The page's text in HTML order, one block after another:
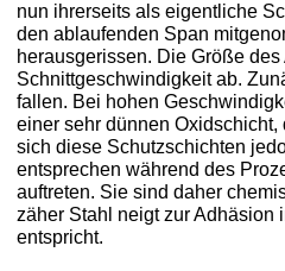
nun ihrerseits als eigentliche
den ablaufenden Span
herausgerissen. Die Größe
Schnittgeschwindigkeit ab.
fallen. Bei hohen
einer sehr dünnen
sich diese Schutzschichten
entsprechen während des
auftreten. Sie sind daher
zäher Stahl neigt zur Adhäsion
entspricht.